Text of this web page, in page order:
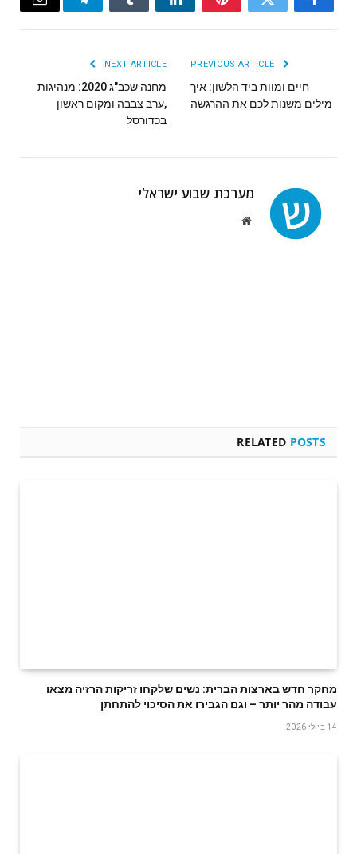
Facebook
Twitter
Pinterest
LinkedIn
Tumblr
Telegram
Email
חיים ומוות ביד הלשון: איך
מילים משנות לכם את ההרגשה
NEXT ARTICLE
מחנה שכב"ג 2020: מנהיגות
,ערב צבבה ומקום ראשון
בכדורסל
מערכת שבוע ישראלי
Website
RELATED POSTS
מחקר חדש בארצות הברית: נשים שלקחו זריקות הרזיה מצאו
עבודה מהר יותר – וגם הגבירו את הסיכוי להתחתן
14 ביולי 2026